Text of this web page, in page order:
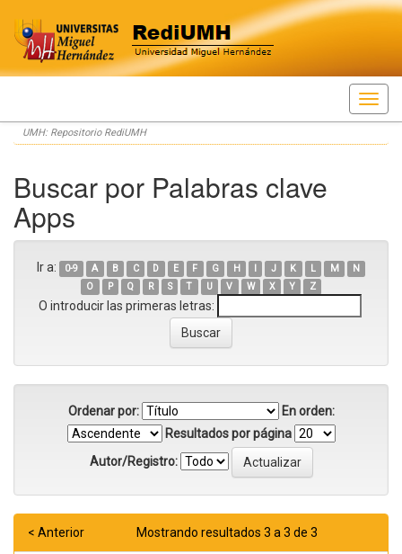
Skip
navigation
UMH: Repositorio RediUMH
Buscar por Palabras clave
Apps
Ir a: 0-9 A B C D E F G H I J K L M
N
O
P Q R S T U V W X Y Z
O introducir las primeras letras:
Ordenar por:
En orden:
Resultados por página
Autor/Registro:
Mostrando resultados 3 a 3 de 3
< Anterior